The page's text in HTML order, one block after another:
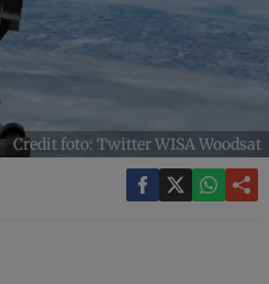
Credit foto: Twitter WISA Woodsat